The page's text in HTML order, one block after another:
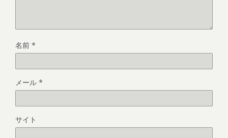
名前 *
メール *
サイト